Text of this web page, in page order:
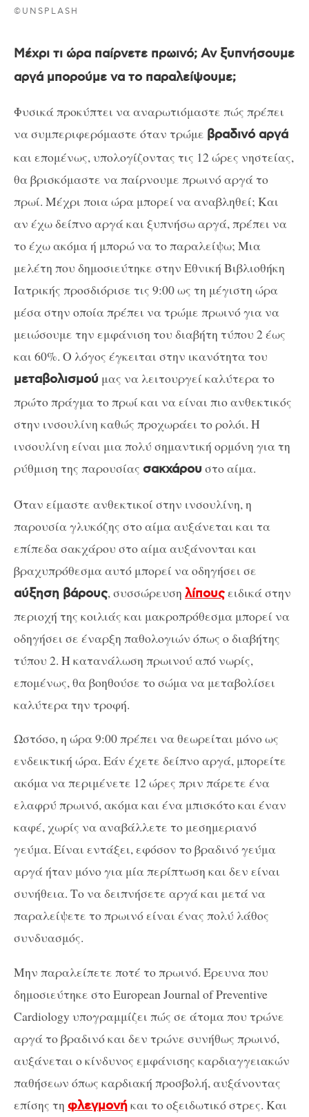
©UNSPLASH
Μέχρι τι ώρα παίρνετε πρωινό; Αν ξυπνήσουμε
αργά μπορούμε να το παραλείψουμε;
Φυσικά προκύπτει να αναρωτιόμαστε πώς πρέπει
να συμπεριφερόμαστε όταν τρώμε βραδινό αργά
και επομένως, υπολογίζοντας τις 12 ώρες νηστείας,
θα βρισκόμαστε να παίρνουμε πρωινό αργά το
πρωί. Μέχρι ποια ώρα μπορεί να αναβληθεί; Και
αν έχω δείπνο αργά και ξυπνήσω αργά, πρέπει να
το έχω ακόμα ή μπορώ να το παραλείψω; Μια
μελέτη που δημοσιεύτηκε στην Εθνική Βιβλιοθήκη
Ιατρικής προσδιόρισε τις 9:00 ως τη μέγιστη ώρα
μέσα στην οποία πρέπει να τρώμε πρωινό για να
μειώσουμε την εμφάνιση του διαβήτη τύπου 2 έως
και 60%. Ο λόγος έγκειται στην ικανότητα του
μεταβολισμού μας να λειτουργεί καλύτερα το
πρώτο πράγμα το πρωί και να είναι πιο ανθεκτικός
στην ινσουλίνη καθώς προχωράει το ρολόι. Η
ινσουλίνη είναι μια πολύ σημαντική ορμόνη για τη
ρύθμιση της παρουσίας σακχάρου στο αίμα.
Όταν είμαστε ανθεκτικοί στην ινσουλίνη, η
παρουσία γλυκόζης στο αίμα αυξάνεται και τα
επίπεδα σακχάρου στο αίμα αυξάνονται και
βραχυπρόθεσμα αυτό μπορεί να οδηγήσει σε
αύξηση βάρους, συσσώρευση λίπουςειδικά στην
περιοχή της κοιλιάς και μακροπρόθεσμα μπορεί να
οδηγήσει σε έναρξη παθολογιών όπως ο διαβήτης
τύπου 2. Η κατανάλωση πρωινού από νωρίς,
επομένως, θα βοηθούσε το σώμα να μεταβολίσει
καλύτερα την τροφή.
Ωστόσο, η ώρα 9:00 πρέπει να θεωρείται μόνο ως
ενδεικτική ώρα. Εάν έχετε δείπνο αργά, μπορείτε
ακόμα να περιμένετε 12 ώρες πριν πάρετε ένα
ελαφρύ πρωινό, ακόμα και ένα μπισκότο και έναν
καφέ, χωρίς να αναβάλλετε το μεσημεριανό
γεύμα. Είναι εντάξει, εφόσον το βραδινό γεύμα
αργά ήταν μόνο για μία περίπτωση και δεν είναι
συνήθεια. Το να δειπνήσετε αργά και μετά να
παραλείψετε το πρωινό είναι ένας πολύ λάθος
συνδυασμός.
Μην παραλείπετε ποτέ το πρωινό. Έρευνα που
δημοσιεύτηκε στο European Journal of Preventive
Cardiology υπογραμμίζει πώς σε άτομα που τρώνε
αργά το βραδινό και δεν τρώνε συνήθως πρωινό,
αυξάνεται ο κίνδυνος εμφάνισης καρδιαγγειακών
παθήσεων όπως καρδιακή προσβολή, αυξάνοντας
επίσης τη φλεγμονήκαι το οξειδωτικό στρες. Και